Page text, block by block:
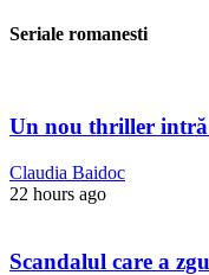
Seriale romanesti
Un nou thriller intră
Claudia Baidoc
22 hours ago
Scandalul care a